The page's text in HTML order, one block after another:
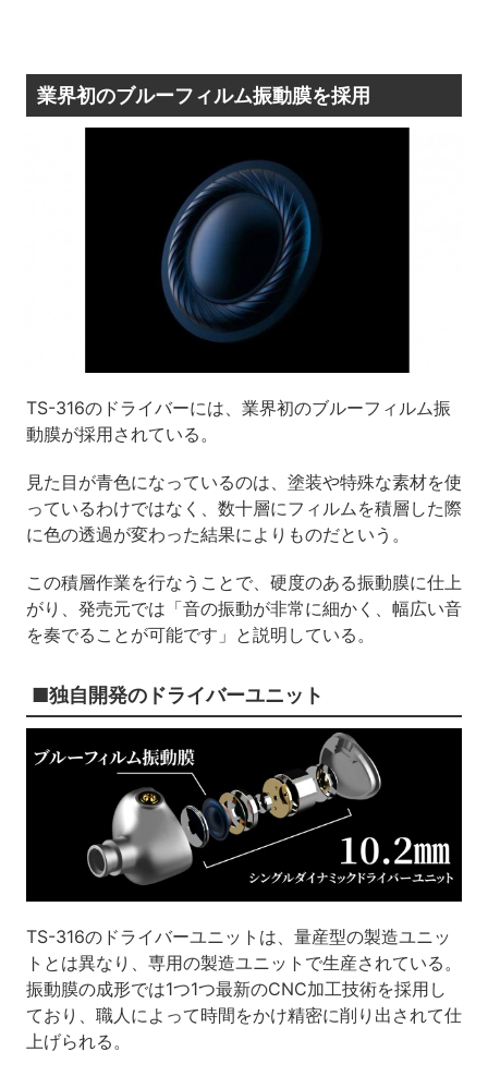
業界初のブルーフィルム振動膜を採用
TS-316のドライバーには、業界初のブルーフィルム振
動膜が採用されている。
見た目が青色になっているのは、塗装や特殊な素材を使
っているわけではなく、数十層にフィルムを積層した際
に色の透過が変わった結果によりものだという。
この積層作業を行なうことで、硬度のある振動膜に仕上
がり、発売元では「音の振動が非常に細かく、幅広い音
を奏でることが可能です」と説明している。
■独自開発のドライバーユニット
TS-316のドライバーユニットは、量産型の製造ユニッ
トとは異なり、専用の製造ユニットで生産されている。
振動膜の成形では1つ1つ最新のCNC加工技術を採用し
ており、職人によって時間をかけ精密に削り出されて仕
上げられる。